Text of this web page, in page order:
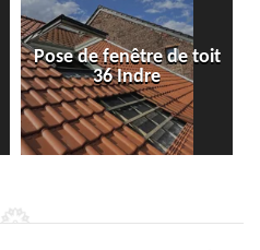
Pose de fenêtre de toit
36 Indre